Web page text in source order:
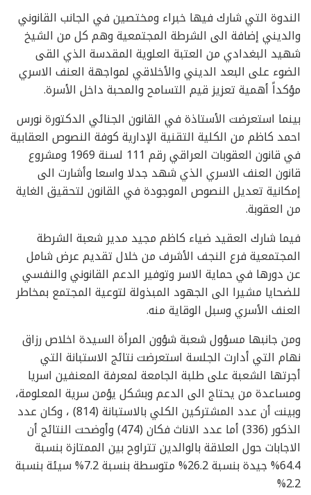
الندوة التي شارك فيها خبراء ومختصين في الجانب القانوني
والديني إضافة الى الشرطة المجتمعية وهم كل من الشيخ
شهيد البغدادي من العتبة العلوية المقدسة الذي القى
الضوء على البعد الديني والأخلاقي لمواجهة العنف الاسري
مؤكداً أهمية تعزيز قيم التسامح والمحبة داخل الأسرة.
بينما استعرضت الأستاذة في القانون الجنائي الدكتورة نورس
احمد كاظم من الكلية التقنية الإدارية كوفة النصوص العقابية
في قانون العقوبات العراقي رقم 111 لسنة 1969 ومشروع
قانون العنف الاسري الذي شهد جدلا واسعا وأشارت الى
إمكانية تعديل النصوص الموجودة في القانون لتحقيق الغاية
من العقوبة.
فيما شارك العقيد ضياء كاظم مجيد مدير شعبة الشرطة
المجتمعية فرع النجف الأشرف من خلال تقديم عرض شامل
عن دورها في حماية الاسر وتوفير الدعم القانوني والنفسي
للضحايا مشيرا الى الجهود المبذولة لتوعية المجتمع بمخاطر
العنف الأسري وسبل الوقاية منه.
ومن جانبها مسؤول شعبة شؤون المرأة السيدة اخلاص رزاق
نهام التي أدارت الجلسة استعرضت نتائج الاستبانة التي
أجرتها الشعبة على طلبة الجامعة لمعرفة المعنفين اسريا
ومساعدة من يحتاج الى الدعم وبشكل يؤمن سرية المعلومة،
وبينت أن عدد المشتركين الكلي بالاستبانة (814) ، وكان عدد
الذكور (336) أما عدد الاناث فكان (474) وأوضحت النتائج أن
الاجابات حول العلاقة بالوالدين تتراوح بين الممتازة بنسبة
64.4% جيدة بنسبة 26.2% متوسطة بنسبة 7.2% سيئة بنسبة
2.2%